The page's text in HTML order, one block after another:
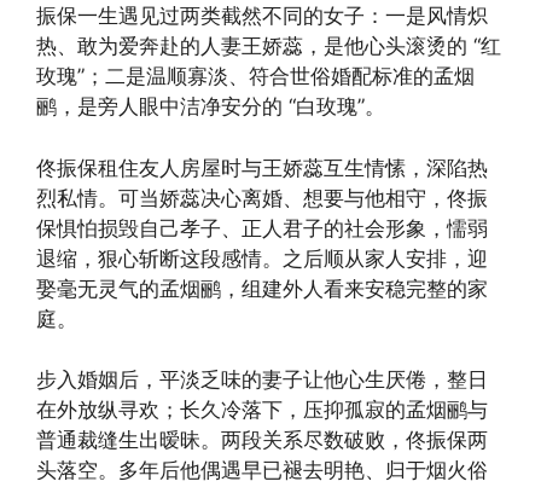
振保一生遇见过两类截然不同的女子：一是风情炽
热、敢为爱奔赴的人妻王娇蕊，是他心头滚烫的 “红
玫瑰”；二是温顺寡淡、符合世俗婚配标准的孟烟
鹂，是旁人眼中洁净安分的 “白玫瑰”。
佟振保租住友人房屋时与王娇蕊互生情愫，深陷热
烈私情。可当娇蕊决心离婚、想要与他相守，佟振
保惧怕损毁自己孝子、正人君子的社会形象，懦弱
退缩，狠心斩断这段感情。之后顺从家人安排，迎
娶毫无灵气的孟烟鹂，组建外人看来安稳完整的家
庭。
步入婚姻后，平淡乏味的妻子让他心生厌倦，整日
在外放纵寻欢；长久冷落下，压抑孤寂的孟烟鹂与
普通裁缝生出暧昧。两段关系尽数破败，佟振保两
头落空。多年后他偶遇早已褪去明艳、归于烟火俗